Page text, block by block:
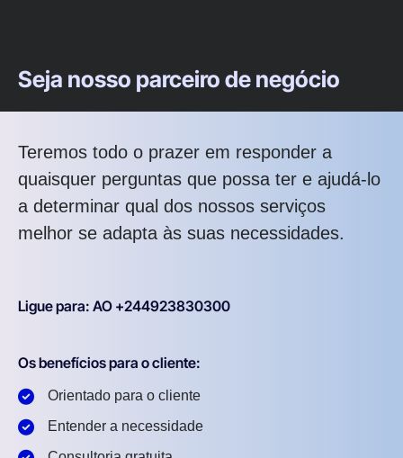
Seja nosso parceiro de negócio
Teremos todo o prazer em responder a
quaisquer perguntas que possa ter e ajudá-lo
a determinar qual dos nossos serviços
melhor se adapta às suas necessidades.
Ligue para: AO +244923830300
Os benefícios para o cliente:
Orientado para o cliente
Entender a necessidade